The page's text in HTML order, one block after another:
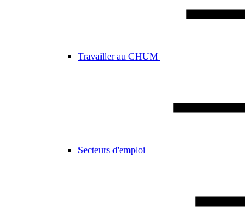
Travailler au CHUM
Secteurs d'emploi